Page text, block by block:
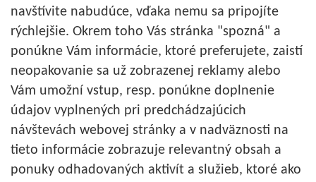
navštívite nabudúce, vďaka nemu sa pripojíte
rýchlejšie. Okrem toho Vás stránka "spozná" a
ponúkne Vám informácie, ktoré preferujete, zaistí
neopakovanie sa už zobrazenej reklamy alebo
Vám umožní vstup, resp. ponúkne doplnenie
údajov vyplnených pri predchádzajúcich
návštevách webovej stránky a v nadväznosti na
tieto informácie zobrazuje relevantný obsah a
ponuky odhadovaných aktivít a služieb, ktoré ako